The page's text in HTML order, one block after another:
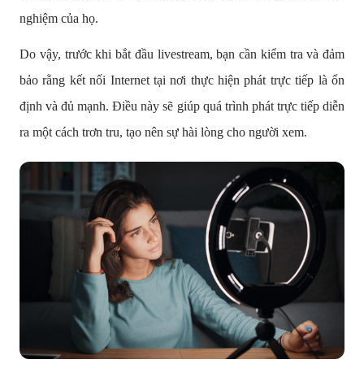
nghiệm của họ.
Do vậy, trước khi bắt đầu livestream, bạn cần kiểm tra và đảm
bảo rằng kết nối Internet tại nơi thực hiện phát trực tiếp là ổn
định và đủ mạnh. Điều này sẽ giúp quá trình phát trực tiếp diễn
ra một cách trơn tru, tạo nên sự hài lòng cho người xem.